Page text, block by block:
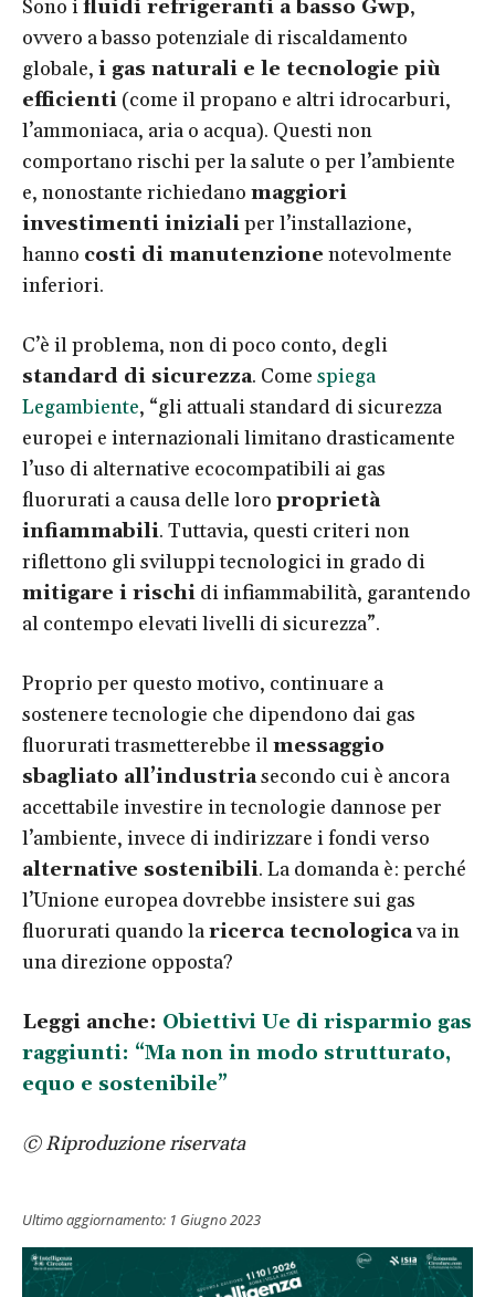
Sono ifluidi refrigeranti a basso Gwp,
ovvero a basso potenziale di riscaldamento
globale, i gas naturali e le tecnologie più
efficienti (come il propano e altri idrocarburi,
l’ammoniaca, aria o acqua). Questi non
comportano rischi per la salute o per l’ambiente
e, nonostante richiedano maggiori
investimenti inizialiper l’installazione,
hanno costi di manutenzione notevolmente
inferiori.
C’è il problema, non di poco conto, degli
standard di sicurezza. Come spiega
Legambiente, “gli attuali standard di sicurezza
europei e internazionali limitano drasticamente
l’uso di alternative ecocompatibili ai gas
fluorurati a causa delle loro proprietà
infiammabili. Tuttavia, questi criteri non
riflettono gli sviluppi tecnologici in grado di
mitigare i rischi di infiammabilità, garantendo
al contempo elevati livelli di sicurezza”.
Proprio per questo motivo, continuare a
sostenere tecnologie che dipendono dai gas
fluorurati trasmetterebbe ilmessaggio
sbagliato all’industriasecondo cui è ancora
accettabile investire in tecnologie dannose per
l’ambiente, invece di indirizzare i fondi verso
alternative sostenibili. La domanda è: perché
l’Unione europea dovrebbe insistere sui gas
fluorurati quando laricerca tecnologicava in
una direzione opposta?
Leggi anche: Obiettivi Ue di risparmio gas
raggiunti: “Ma non in modo strutturato,
equo e sostenibile”
© Riproduzione riservata
Ultimo aggiornamento: 1 Giugno 2023